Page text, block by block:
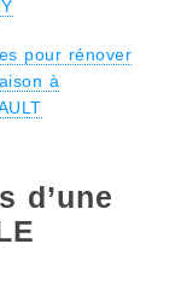
pour rénover
à
d’une